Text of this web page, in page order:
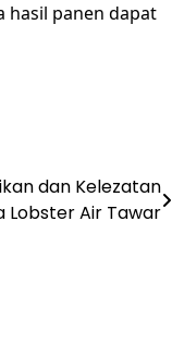
hasil panen dapat
dan Kelezatan
Lobster Air Tawar